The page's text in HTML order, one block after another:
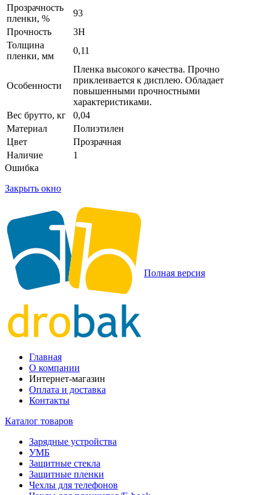
Прозрачность
пленки, %
93
Прочность
3H
Толщина
пленки, мм
0,11
Особенности
Пленка высокого качества. Прочно
приклеивается к дисплею. Обладает
повышенными прочностными
характеристиками.
Вес брутто, кг
0,04
Материал
Полиэтилен
Цвет
Прозрачная
Наличие
1
Ошибка
Закрыть окно
Полная версия
Главная
О компании
Интернет-магазин
Оплата и доставка
Контакты
Каталог товаров
Зарядные устройства
УМБ
Защитные стекла
Защитные пленки
Чехлы для телефонов